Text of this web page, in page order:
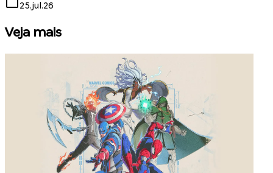
25.jul.26
Veja mais